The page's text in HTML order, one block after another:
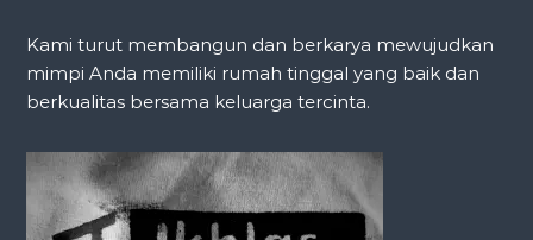
Kami turut membangun dan berkarya mewujudkan
mimpi Anda memiliki rumah tinggal yang baik dan
berkualitas bersama keluarga tercinta.